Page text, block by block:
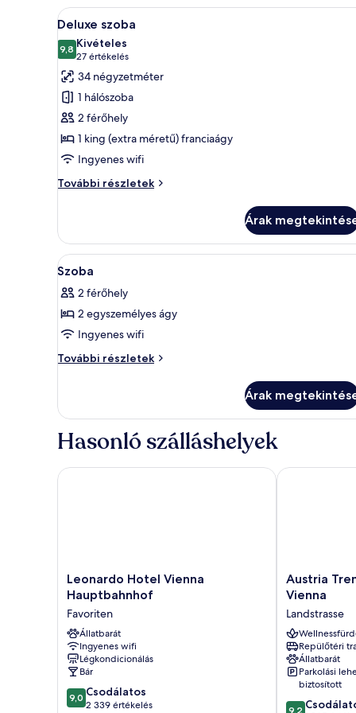
A
következő
szoba
összes
képének
megtekintése:
Deluxe
szoba
Egy modern hálószoba, ahol
9
Deluxe szoba
9,810-ből 9,8
Kivételes
27 értékelés
(27
értékelés)
34 négyzetméter
1 hálószoba
2 férőhely
1 king (extra méretű) franciaágy
Ingyenes wifi
További részletek
Deluxe
Árak
A
következő
szoba
összes
képének
megtekintése:
Széf a szobában, íróasztal,
4
Szoba
2 férőhely
2 egyszemélyes ágy
Ingyenes wifi
További részletek
Szoba
Árak
Hasonló szálláshelyek
Leonardo
Hotel
Vienna
Hauptbahnhof
Favoriten
Leonardo Hotel Vienna
Hauptbahnhof
Favoriten
Állatbarát
Ingyenes wifi
Légkondicionálás
Bár
9.0
ennyiből:
9,0 Csodálatos
2 339 értékelés
Leonardo Hotel Vienna Hauptbahnhof
Austria
Trend
Savoyen
Vienna
Landstrasse
Austria
Vienna
Landstrasse
Repülőtéri
Állatbarát
Parkolási
biztosított
9.2
9,2
Austria Trend